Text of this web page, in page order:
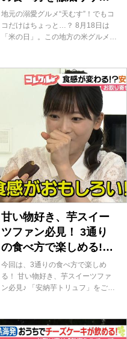
チ！
地元の溺愛グルメ“天むす”！でもコ
コだけはちょっと…？ 8月18日は
「米の日」。この地方の米グルメと
い！」「10個以上食べられそう！」
と溺愛されている名古屋めしのひと
つです。そんな天むすですが、実
は、こんな声が… 「海苔がビロ～
ンってなる」「嚙み切れない」 そ
う、小さなボディとかわいらしいフ
ォルムの天むすですが、見かけによ
らず「食べにくい」という声も多か
ったんです…！（涙） 「天むすど
う攻める？」「何口で食べる？」街
の声を徹底リサーチ！ そこで「あ
らゆるサーチ」は、天むすを食べる
街の人の様子を大調査！ やはり皆
さん、天むすの海苔...
甘い物好き、芋スイー
ツファン必見！ 3通り
の食べ方で楽しめる!?
「安納芋トリュフ」を
お取り寄せしました！
今回は、3通りの食べ方で楽しめ
る！ 甘い物好き、芋スイーツファ
ン必見♪ 「安納芋トリュフ」をご紹
ちご、抹茶、キャラメルなど全部で
5種類あります。 中に入っているの